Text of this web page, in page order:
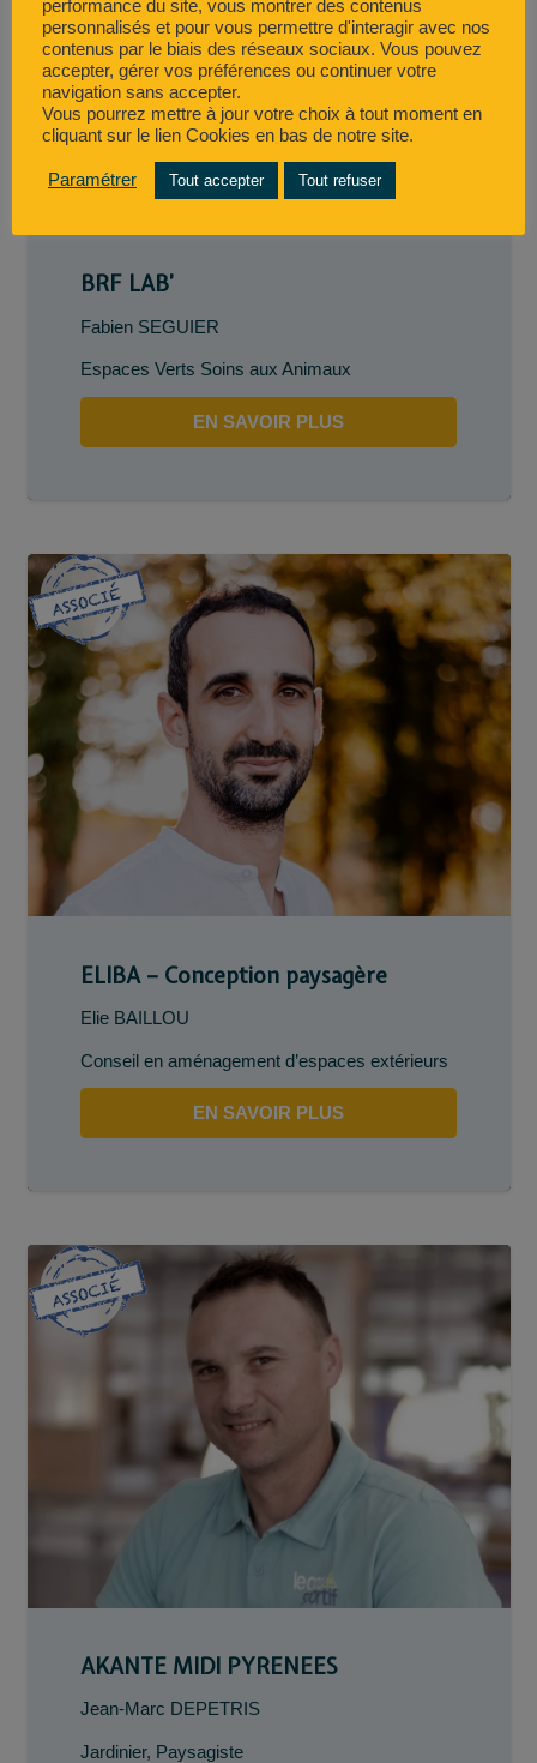
BRF LAB’
Fabien SEGUIER
Espaces Verts Soins aux Animaux
EN SAVOIR PLUS
ELIBA – Conception paysagère
Elie BAILLOU
Conseil en aménagement d’espaces extérieurs
EN SAVOIR PLUS
AKANTE MIDI PYRENEES
Jean-Marc DEPETRIS
Jardinier, Paysagiste
performance du site, vous montrer des contenus
personnalisés et pour vous permettre d'interagir avec nos
contenus par le biais des réseaux sociaux. Vous pouvez
accepter, gérer vos préférences ou continuer votre
navigation sans accepter.
Vous pourrez mettre à jour votre choix à tout moment en
cliquant sur le lien Cookies en bas de notre site.
Paramétrer Tout accepter Tout refuser